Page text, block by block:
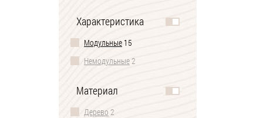
Характеристика
Модульные 15
Немодульные2
Материал
Дерево 2